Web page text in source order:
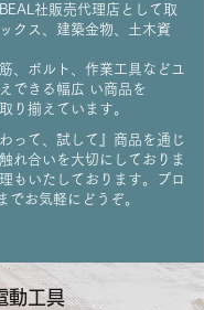
社販売代理店として取
クス、建築金物、土木資
、ボルト、作業工具などユ
できる幅広 い商品を
り揃えています。
って、試して』商品を通じ
れ合いを大切にしておりま
もいたしております。プロ
でお気軽にどうぞ。
動工具